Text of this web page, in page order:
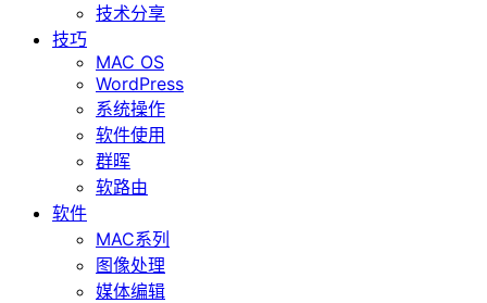
技术分享
技巧
MAC OS
WordPress
系统操作
软件使用
群晖
软路由
软件
MAC系列
图像处理
媒体编辑